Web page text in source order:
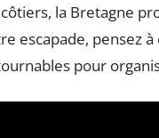
côtiers, la Bretagne
escapade, pensez
pour